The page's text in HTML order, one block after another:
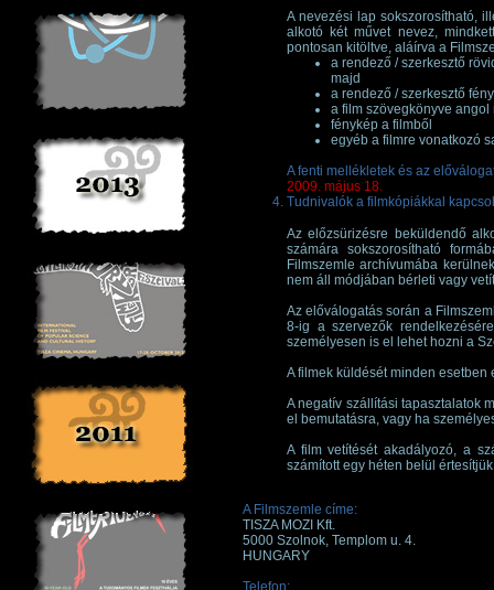
A nevezési lap sokszorosítható,
alkotó két művet nevez,
pontosan kitöltve, aláírva a
a rendező / szerkesztő
majd
a rendező / szerkesztő
a film szövegkönyve
fénykép a filmből
egyéb a filmre vonatkozó
A fenti mellékletek és az
2009. május 18.
Tudnivalók a filmkópiákkal
Az előzsürizésre beküldendő
számára sokszorosítható
Filmszemle archívumába
nem áll módjában bérleti vagy
Az előválogatás során a
8-ig a szervezők
személyesen is el lehet hozni a
A filmek küldését minden esetben
A negatív szállítási tapasztalatok
el bemutatásra, vagy ha
A film vetítését akadályozó, a
számított egy héten belül
A Filmszemle címe:
TISZA MOZI Kft.
5000 Szolnok, Templom u. 4.
HUNGARY
Telefon: